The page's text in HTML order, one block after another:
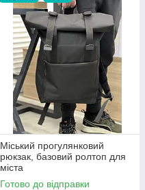
Міський прогулянковий
рюкзак, базовий ролтоп для
міста
Готово до відправки